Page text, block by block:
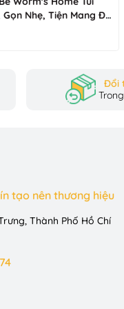
Nhẹ, Tiện Mang Đi
Đổi
tạo nên thương hiệu
Thành Phố Hồ Chí